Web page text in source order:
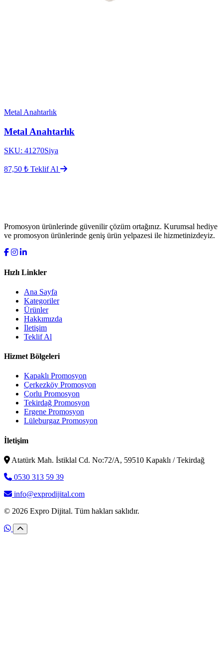
Metal Anahtarlık
Metal Anahtarlık
SKU: 41270Siya
87,50 ₺ Teklif Al
Promosyon ürünlerinde güvenilir çözüm ortağınız. Kurumsal hediye
ve promosyon ürünlerinde geniş ürün yelpazesi ile hizmetinizdeyiz.
Hızlı Linkler
Ana Sayfa
Kategoriler
Ürünler
Hakkımızda
İletişim
Teklif Al
Hizmet Bölgeleri
Kapaklı Promosyon
Çerkezköy Promosyon
Çorlu Promosyon
Tekirdağ Promosyon
Ergene Promosyon
Lüleburgaz Promosyon
İletişim
Atatürk Mah. İstiklal Cd. No:72/A, 59510 Kapaklı / Tekirdağ
0530 313 59 39
info@exprodijital.com
© 2026 Expro Dijital. Tüm hakları saklıdır.